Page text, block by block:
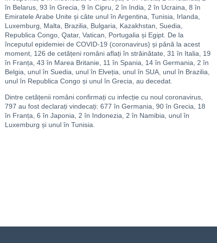
în Belarus, 93 în Grecia, 9 în Cipru, 2 în India, 2 în Ucraina, 8 în
Emiratele Arabe Unite și câte unul în Argentina, Tunisia, Irlanda,
Luxemburg, Malta, Brazilia, Bulgaria, Kazakhstan, Suedia,
Republica Congo, Qatar, Vatican, Portugalia și Egipt. De la
începutul epidemiei de COVID-19 (coronavirus) și până la acest
moment, 126 de cetățeni români aflați în străinătate, 31 în Italia, 19
în Franța, 43 în Marea Britanie, 11 în Spania, 14 în Germania, 2 în
Belgia, unul în Suedia, unul în Elveția, unul în SUA, unul în Brazilia,
unul în Republica Congo și unul în Grecia, au decedat.
Dintre cetățenii români confirmați cu infecție cu noul coronavirus,
797 au fost declarați vindecați: 677 în Germania, 90 în Grecia, 18
în Franța, 6 în Japonia, 2 în Indonezia, 2 în Namibia, unul în
Luxemburg și unul în Tunisia.